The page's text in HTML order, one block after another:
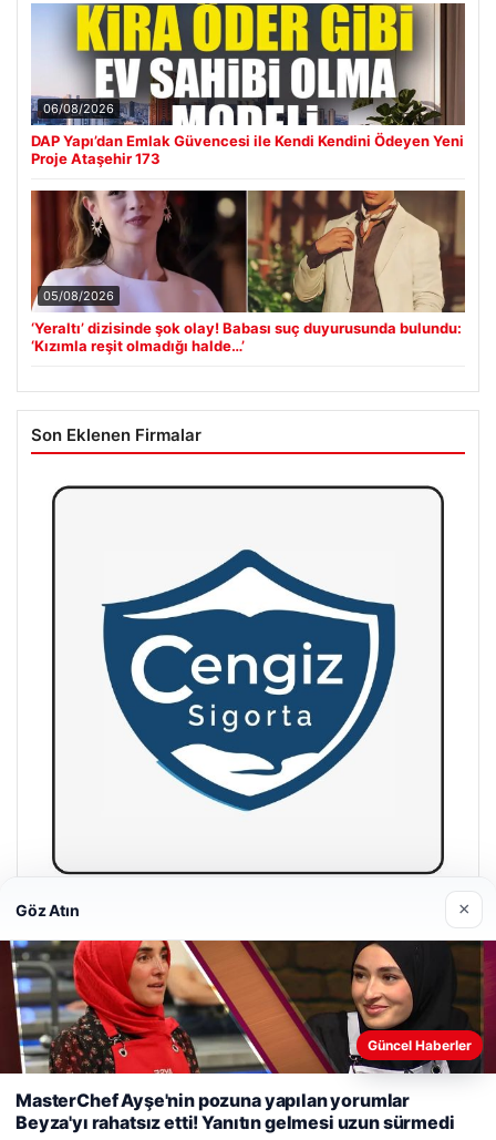
06/08/2026
DAP Yapı’dan Emlak Güvencesi ile Kendi Kendini Ödeyen Yeni
Proje Ataşehir 173
05/08/2026
‘Yeraltı’ dizisinde şok olay! Babası suç duyurusunda bulundu:
‘Kızımla reşit olmadığı halde…’
Son Eklenen Firmalar
Hastaş Beton
26/05/2026
© 2026 Parapul – Güncel Ekonomi Haberleri
Web sitemizi nasıl kullandığınızı daha iyi anlayabilmek,
kullanıyoruz.Çerez Politikamız
Göz Atın ×
Güncel Haberler
MasterChef Ayşe'nin pozuna yapılan yorumlar
Beyza'yı rahatsız etti! Yanıtın gelmesi uzun sürmedi